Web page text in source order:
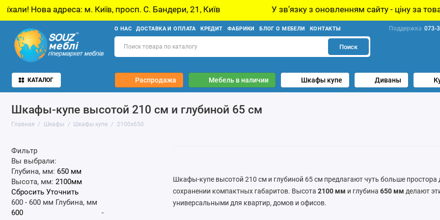
адреса: м. Київ, просп. С. Бандери, 21, Київ У звʼязку з оновленням сайту - ціну за товар
О НАС ДОСТАВКА И ОПЛАТА КРЕДИТ ФАБРИКИ БЛОГ О МЕБЕЛИ КОНТАКТЫ Поддержка 073-
Поиск
КАТАЛОГ Распродажа Мебель в наличии Шкафы купе Диваны
Шкафы-купе высотой 210 см и глубиной 65 см
Главная Шкафы Шкафы купе 2100x650
Фильтр
Вы выбрали:
Глубина, мм: 650 мм
Высота, мм: 2100мм
Сбросить Уточнить
600- 600мм Глубина, мм
-
Шкафы-купе высотой 210 см и глубиной 65 см предлагают чуть больше простора
сохранении компактных габаритов. Высота2100 мм и глубина650 мм делают
универсальными для квартир, домов и офисов.